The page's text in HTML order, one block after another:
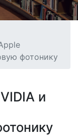
фотонику
и